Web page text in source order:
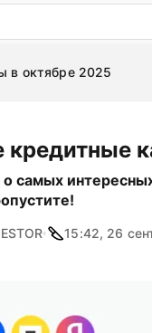
в октябре 2025
самых
15:42, 26